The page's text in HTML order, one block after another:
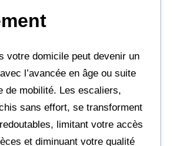
votre domicile peut devenir un
l’avancée en âge ou suite
de mobilité. Les escaliers,
sans effort, se transforment
limitant votre accès
et diminuant votre qualité